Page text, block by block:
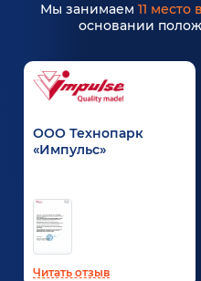
Мы занимаем 11
основании
ООО Технопарк
«Импульс»
Читать отзыв